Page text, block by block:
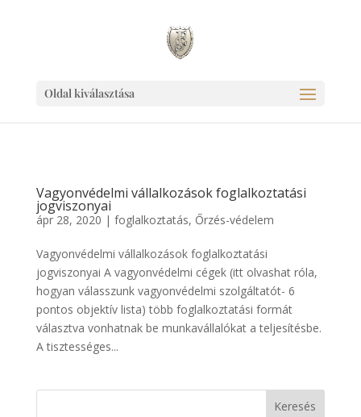
Oldal kiválasztása
Vagyonvédelmi vállalkozások foglalkoztatási
jogviszonyai
ápr 28, 2020 | foglalkoztatás, Őrzés-védelem
Vagyonvédelmi vállalkozások foglalkoztatási
jogviszonyai A vagyonvédelmi cégek (itt olvashat róla,
hogyan válasszunk vagyonvédelmi szolgáltatót- 6
pontos objektív lista) több foglalkoztatási formát
választva vonhatnak be munkavállalókat a teljesítésbe.
A tisztességes...